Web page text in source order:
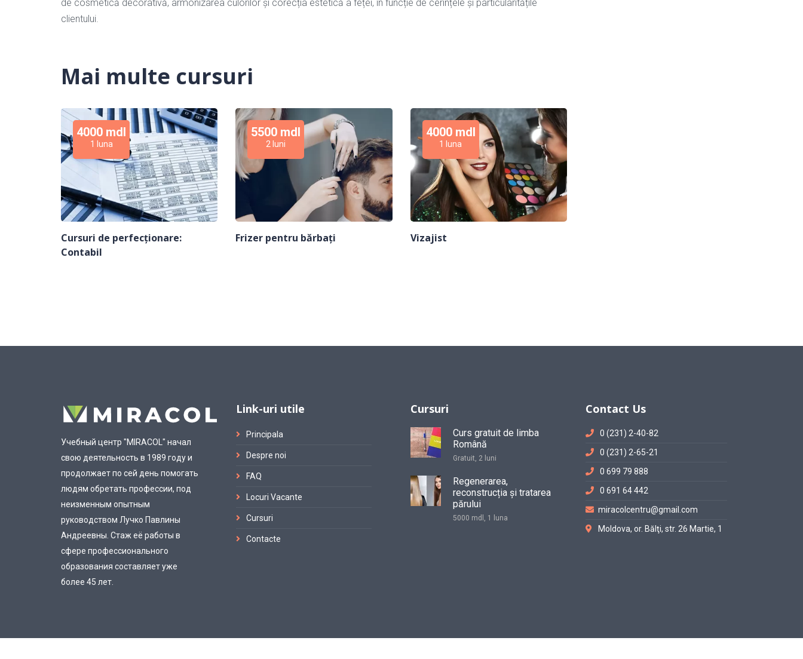
de cosmetică decorativă, armonizarea culorilor și corecția estetică a feței, în funcție de cerințele și particularitățile
clientului.
Mai multe cursuri
4000 mdl
1 luna
Cursuri de perfecționare:
Contabil
5500 mdl
2 luni
Frizer pentru bărbaţi
4000 mdl
1 luna
Vizajist
Учебный центр "MIRACOL" начал
свою деятельность в 1989 году и
продолжает по сей день помогать
людям обретать профессии, под
неизменным опытным
руководством Лучко Павлины
Андреевны. Стаж её работы в
сфере профессионального
образования составляет уже
более 45 лет.
Link-uri utile
Principala
Despre noi
FAQ
Locuri Vacante
Cursuri
Contacte
Cursuri
Curs gratuit de limba
Română
Gratuit, 2 luni
Regenerarea,
reconstrucția și tratarea
părului
5000 mdl, 1 luna
Contact Us
0 (231) 2-40-82
0 (231) 2-65-21
0 699 79 888
0 691 64 442
miracolcentru@gmail.com
Moldova, or. Bălţi, str. 26 Martie, 1